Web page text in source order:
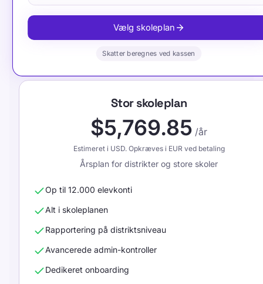
Vælg skoleplan
Skatter beregnes ved kassen
Stor skoleplan
$5,769.85 /år
Estimeret i USD. Opkræves i EUR ved betaling
Årsplan for distrikter og store skoler
Op til 12.000 elevkonti
Alt i skoleplanen
Rapportering på distriktsniveau
Avancerede admin-kontroller
Dedikeret onboarding